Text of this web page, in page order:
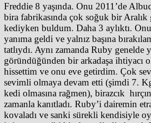
Freddie 8 yaşında. Onu 2011’de
bira fabrikasında çok soğuk bir
kediyken buldum. Daha 3 aylıktı. Onu
yanıma geldi ve yalnız başına
tatlıydı. Aynı zamanda Ruby genelde
göründüğünden bir arkadaşa ihtiyacı
hissettim ve onu eve getirdim. Çok
sevimli olmaya devam etti (şimdi 7.
kedi olmasına rağmen), birazcık
zamanla kanıtladı. Ruby’i dairemin
kovaladı ve sanki sürekli kendisiyle